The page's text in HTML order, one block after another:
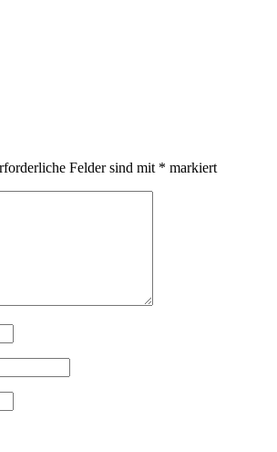
Felder sind mit * markiert